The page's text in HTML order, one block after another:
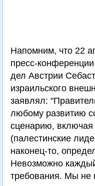
Напомним, что 22
пресс-
дел Австрии
израильского
заявлял:
любому развитию
сценарию,
(палестинские
наконец-то,
Невозможно
требования. Мы не